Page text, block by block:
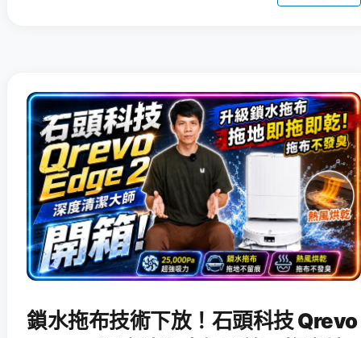
鎖水拖布技術下放！石頭科技 Qrevo